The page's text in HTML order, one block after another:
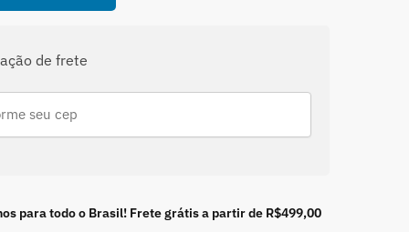
de frete
para todo o Brasil! Frete grátis a partir de R$499,00